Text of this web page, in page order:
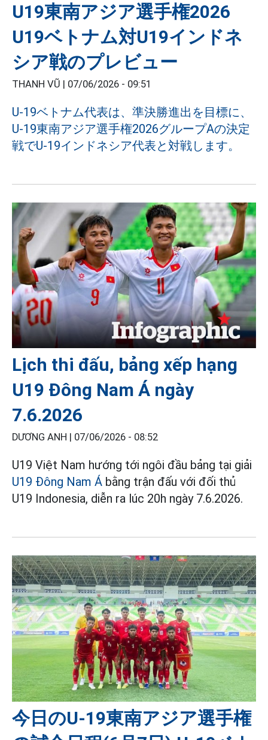
U19東南アジア選手権2026
U19ベトナム対U19インドネ
シア戦のプレビュー
THANH VŨ | 07/06/2026 - 09:51
U-19ベトナム代表は、準決勝進出を目標に、
U-19東南アジア選手権2026グループAの決定
戦でU-19インドネシア代表と対戦します。
Lịch thi đấu, bảng xếp hạng
U19 Đông Nam Á ngày
7.6.2026
DƯƠNG ANH | 07/06/2026 - 08:52
U19 Việt Nam hướng tới ngôi đầu bảng tại giải
U19 Đông Nam Á bằng trận đấu với đối thủ
U19 Indonesia, diễn ra lúc 20h ngày 7.6.2026.
今日のU-19東南アジア選手権